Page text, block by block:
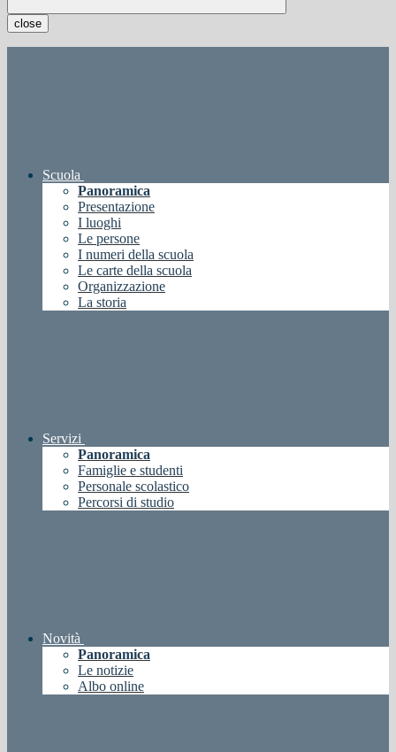
close
Scuola
Panoramica
Presentazione
I luoghi
Le persone
I numeri della scuola
Le carte della scuola
Organizzazione
La storia
Servizi
Panoramica
Famiglie e studenti
Personale scolastico
Percorsi di studio
Novità
Panoramica
Le notizie
Albo online